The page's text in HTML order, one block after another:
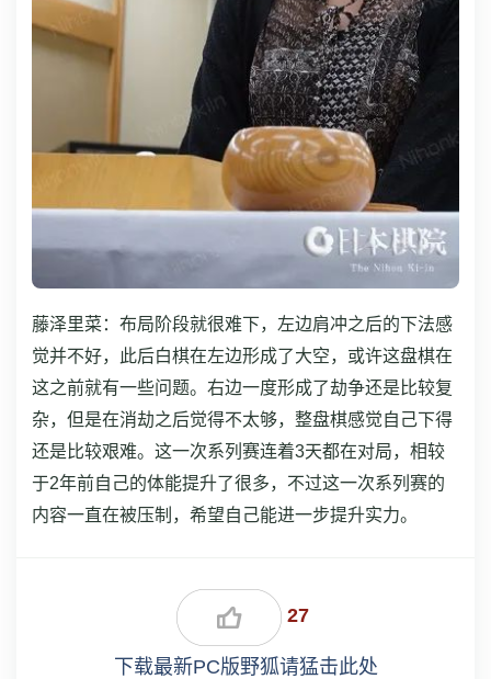
藤泽里菜：布局阶段就很难下，左边肩冲之后的下法感
觉并不好，此后白棋在左边形成了大空，或许这盘棋在
这之前就有一些问题。右边一度形成了劫争还是比较复
杂，但是在消劫之后觉得不太够，整盘棋感觉自己下得
还是比较艰难。 这一次系列赛连着3天都在对局，相较
于2年前自己的体能提升了很多，不过这一次系列赛的
内容一直在被压制，希望自己能进一步提升实力。
27
下载最新PC版野狐请猛击此处